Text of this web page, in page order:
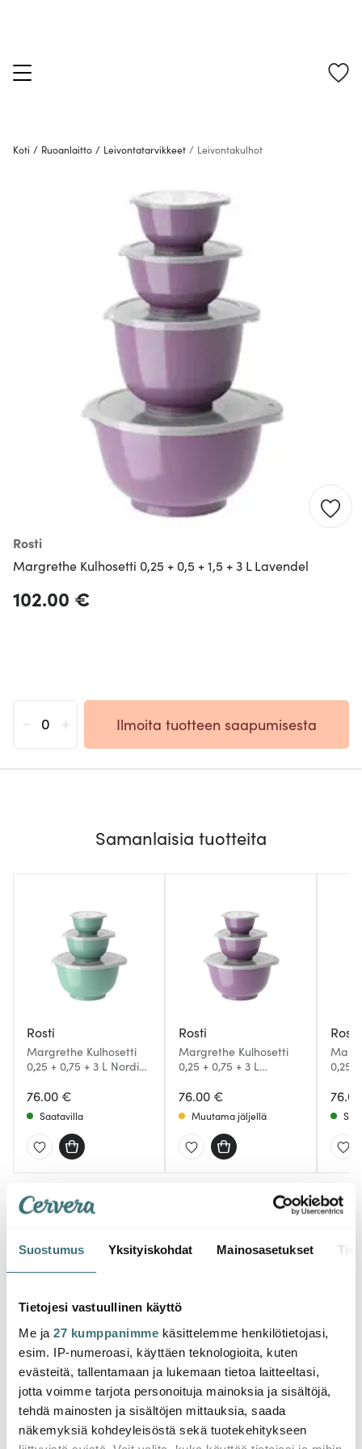
Suostumus Yksityiskohdat Mainosasetukset
Tietojesi vastuullinen käyttö
Me ja 27 kumppanimme käsittelemme henkilötietojasi,
esim. IP-numeroasi, käyttäen teknologioita, kuten
evästeitä, tallentamaan ja lukemaan tietoa laitteeltasi,
jotta voimme tarjota personoituja mainoksia ja sisältöjä,
tehdä mainosten ja sisältöjen mittauksia, saada
näkemyksiä kohdeyleisöstä sekä tuotekehitykseen
Koti / Ruoanlaitto / Leivontatarvikkeet / Leivontakulhot
Rosti
Margrethe Kulhosetti 0,25 + 0,5 + 1,5 + 3 L Lavendel
102.00 €
Ilmoita tuotteen saapumisesta
Samanlaisia tuotteita
Rosti
Margrethe Kulhosetti
0,25 + 0,75 + 3 L Nordic
76.00 €
Saatavilla
Rosti
Margrethe Kulhosetti
0,25 + 0,75 + 3 L
76.00 €
Muutama jäljellä
Rosti
0,25
Rosti Rosti